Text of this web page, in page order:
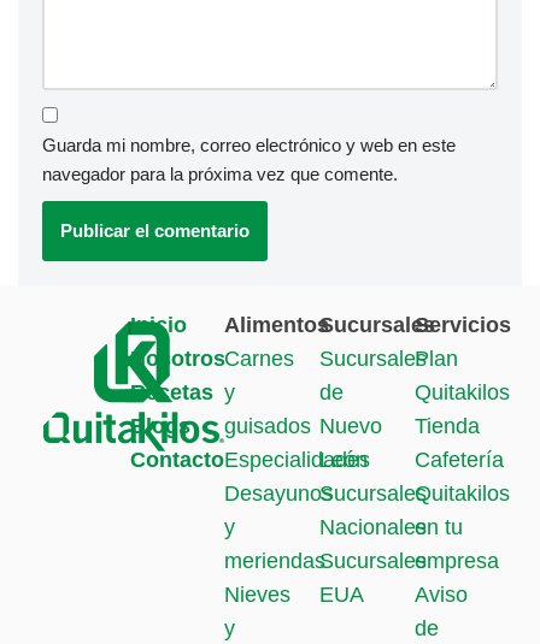
Guarda mi nombre, correo electrónico y web en este
navegador para la próxima vez que comente.
Inicio
Nosotros
Recetas
Blogs
Contacto
Alimentos
Carnes
y
guisados
Especialidades
Desayunos
y
meriendas
Nieves
y
Sucursales
Sucursales
de
Nuevo
León
Sucursales
Nacionales
Sucursales
EUA
Servicios
Plan
Quitakilos
Tienda
Cafetería
Quitakilos
en tu
empresa
Aviso
de